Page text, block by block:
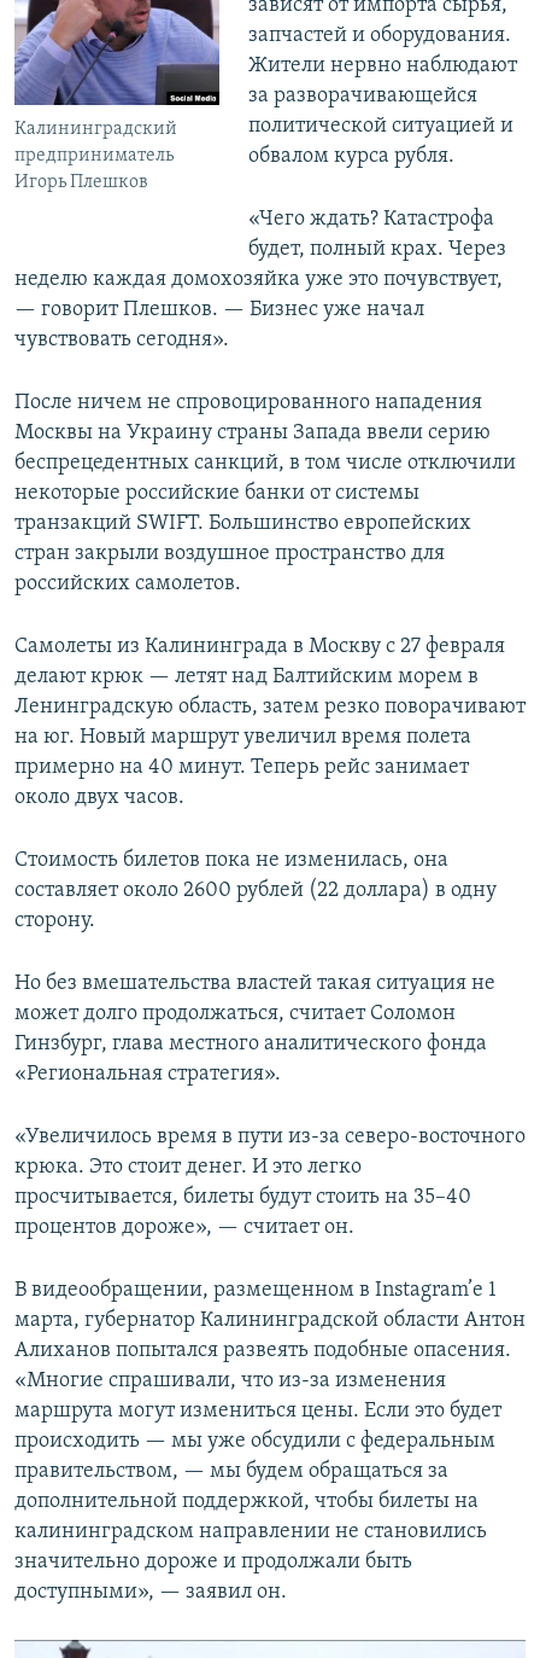
Калининградский
предприниматель
Игорь Плешков
зависят от импорта сырья,
запчастей и оборудования.
Жители нервно наблюдают
за разворачивающейся
политической ситуацией и
обвалом курса рубля.
«Чего ждать? Катастрофа
будет, полный крах. Через
неделю каждая домохозяйка уже это почувствует,
— говорит Плешков. — Бизнес уже начал
чувствовать сегодня».
После ничем не спровоцированного нападения
Москвы на Украину страны Запада ввели серию
беспрецедентных санкций, в том числе отключили
некоторые российские банки от системы
транзакций SWIFT. Большинство европейских
стран закрыли воздушное пространство для
российских самолетов.
Самолеты из Калининграда в Москву с 27 февраля
делают крюк — летят над Балтийским морем в
Ленинградскую область, затем резко поворачивают
на юг. Новый маршрут увеличил время полета
примерно на 40 минут. Теперь рейс занимает
около двух часов.
Стоимость билетов пока не изменилась, она
составляет около 2600 рублей (22 доллара) в одну
сторону.
Но без вмешательства властей такая ситуация не
может долго продолжаться, считает Соломон
Гинзбург, глава местного аналитического фонда
«Региональная стратегия».
«Увеличилось время в пути из-за северо-восточного
крюка. Это стоит денег. И это легко
просчитывается, билеты будут стоить на 35–40
процентов дороже», — считает он.
В видеообращении, размещенном в Instagram’е 1
марта, губернатор Калининградской области Антон
Алиханов попытался развеять подобные опасения.
«Многие спрашивали, что из-за изменения
маршрута могут измениться цены. Если это будет
происходить — мы уже обсудили с федеральным
правительством, — мы будем обращаться за
дополнительной поддержкой, чтобы билеты на
калининградском направлении не становились
значительно дороже и продолжали быть
доступными», — заявил он.